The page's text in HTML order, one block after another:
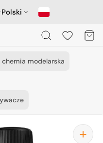
Polski
Koszyk
chemia modelarska